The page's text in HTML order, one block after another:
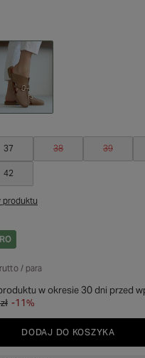
37 38 39
42
produktu
/ para
w okresie 30 dni przed
-11%
DODAJ DO KOSZYKA